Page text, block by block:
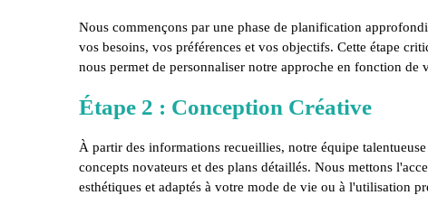
Nous commençons par une phase de planification
vos besoins, vos préférences et vos objectifs. Cette étape
nous permet de personnaliser notre approche en fonction de
Étape 2 : Conception Créative
À partir des informations recueillies, notre équipe
concepts novateurs et des plans détaillés. Nous mettons
esthétiques et adaptés à votre mode de vie ou à l'utilisation